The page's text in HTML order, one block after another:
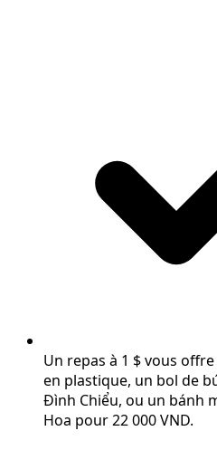
Un repas à 1 $ vous
en plastique, un bol de
Đình Chiểu, ou un bánh
Hoa pour 22 000 VND.